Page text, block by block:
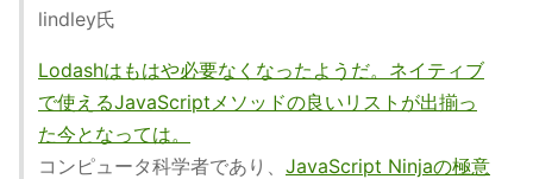
lindley氏
Lodashはもはや必要なくなったようだ。ネイティブ
で使えるJavaScriptメソッドの良いリストが出揃っ
た今となっては。
コンピュータ科学者であり、 JavaScript Ninjaの極意